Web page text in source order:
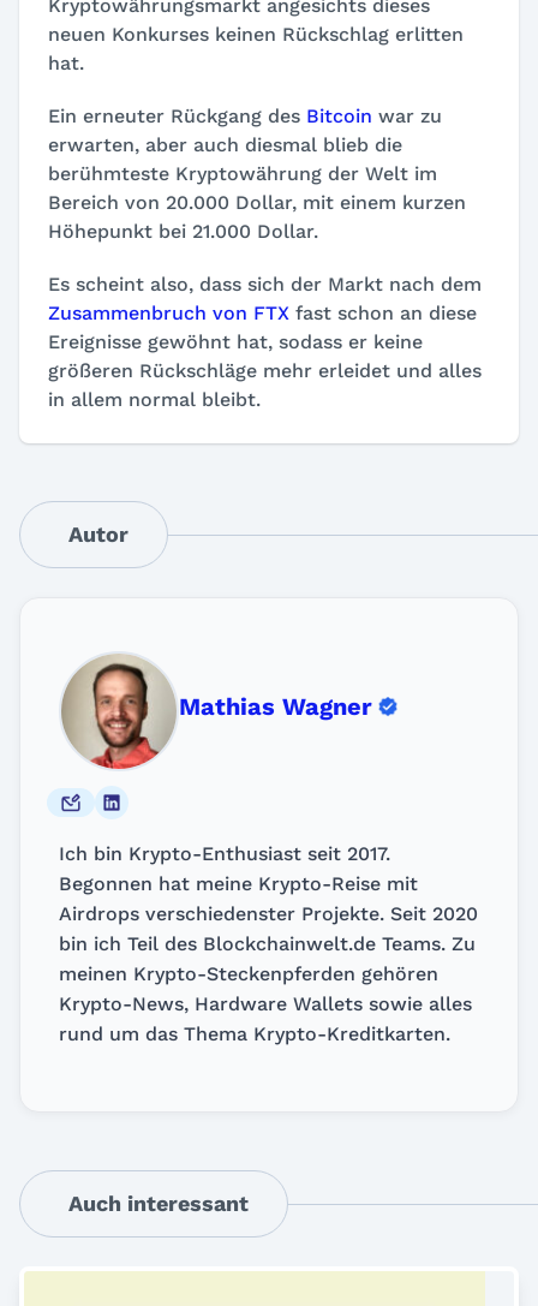
Kryptowährungsmarkt angesichts dieses
neuen Konkurses keinen Rückschlag erlitten
hat.
Ein erneuter Rückgang des Bitcoin war zu
erwarten, aber auch diesmal blieb die
berühmteste Kryptowährung der Welt im
Bereich von 20.000 Dollar, mit einem kurzen
Höhepunkt bei 21.000 Dollar.
Es scheint also, dass sich der Markt nach dem
Zusammenbruch von FTX fast schon an diese
Ereignisse gewöhnt hat, sodass er keine
größeren Rückschläge mehr erleidet und alles
in allem normal bleibt.
Autor
Mathias Wagner
Ich bin Krypto-Enthusiast seit 2017.
Begonnen hat meine Krypto-Reise mit
Airdrops verschiedenster Projekte. Seit 2020
bin ich Teil des Blockchainwelt.de Teams. Zu
meinen Krypto-Steckenpferden gehören
Krypto-News, Hardware Wallets sowie alles
rund um das Thema Krypto-Kreditkarten.
Auch interessant